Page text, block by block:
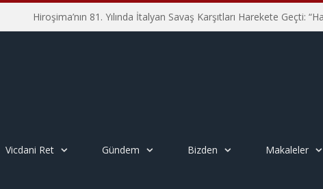
Vicdani Ret Gündem Bizden Makaleler